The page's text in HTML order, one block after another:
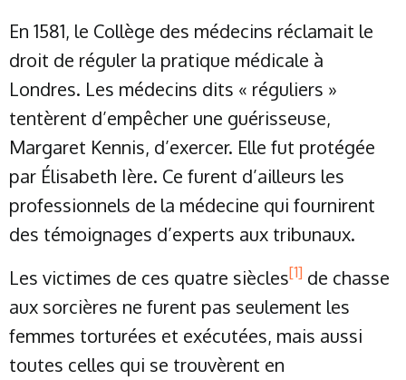
En 1581, le Collège des médecins réclamait le
droit de réguler la pratique médicale à
Londres. Les médecins dits « réguliers »
tentèrent d’empêcher une guérisseuse,
Margaret Kennis, d’exercer. Elle fut protégée
par Élisabeth Ière. Ce furent d’ailleurs les
professionnels de la médecine qui fournirent
des témoignages d’experts aux tribunaux.
Les victimes de ces quatre siècles[1] de chasse
aux sorcières ne furent pas seulement les
femmes torturées et exécutées, mais aussi
toutes celles qui se trouvèrent en